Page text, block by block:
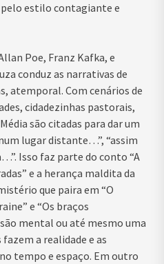
pelo estilo contagiante e
Poe, Franz Kafka, e
conduz as narrativas de
atemporal. Com cenários de
cidadezinhas pastorais,
são citadas para dar um
lugar distante…”, “assim
Isso faz parte do conto “A
e a herança maldita da
que paira em “O
e “Os braços
mental ou até mesmo uma
a realidade e as
tempo e espaço. Em outro